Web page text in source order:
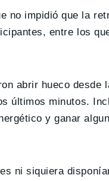
no impidió que la
entre los
abrir hueco desde
últimos minutos.
y ganar
ni siquiera